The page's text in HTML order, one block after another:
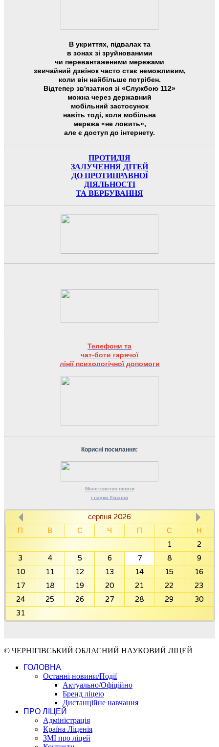
В укриттях, підвалах та
в зонах зі зруйнованими
чи перевантаженими мережами
звичайний дзвінок часто стає неможливим,
коли він найбільше потрібен.
Відтепер зв'язатися зі «Службою 112»
можна через державний
мобільний застосунок
навіть тоді, коли мобільна
мережа «не ловить»,
але є доступ до інтернету.
ПРОТИДІЯ
ЗАЛУЧЕННЯ ДІТЕЙ
ДО ПРОТИПРАВНОЇ
ДІЯЛЬНОСТІ
ТА ВЕРБУВАННЯ
Телефони та
чат-боти гарячої
лінії психологічної допомоги
Корисні посилання:
Міністерство освіти
і науки України
серпня 2026
П
В С Ч П С
Н
1
2
3
4 5 6 7 8
9
10
11 12 13 14 15
16
17
18 19 20 21 22
23
24
25 26 27 28 29
30
31
© ЧЕРНІГІВСЬКИЙ ОБЛАСНИЙ НАУКОВИЙ ЛІЦЕЙ
ГОЛОВНА
Останні новини/Події
Актуально/Офіційно
Бренд ліцею
Дистанційне навчання
ПРО ЛІЦЕЙ
Адміністрація
Країна Ліценія
ЗМІ про ліцей